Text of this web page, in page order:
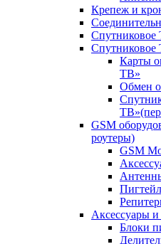
Крепеж и
Спутниковое
Карты
ТВ»
Обмен
GSM
роутеры)
GSM
Аксессуары и
Блоки